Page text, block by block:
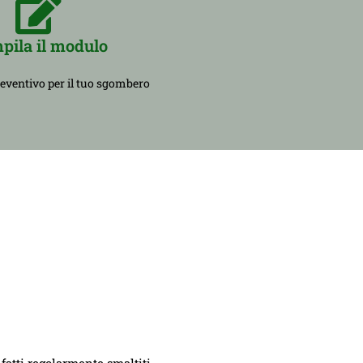
il modulo
per il tuo sgombero